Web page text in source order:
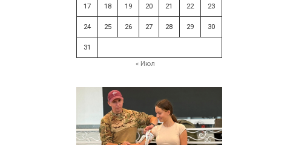
17 18 19 20 21 22 23
24 25 26 27 28 29 30
31
« Июл